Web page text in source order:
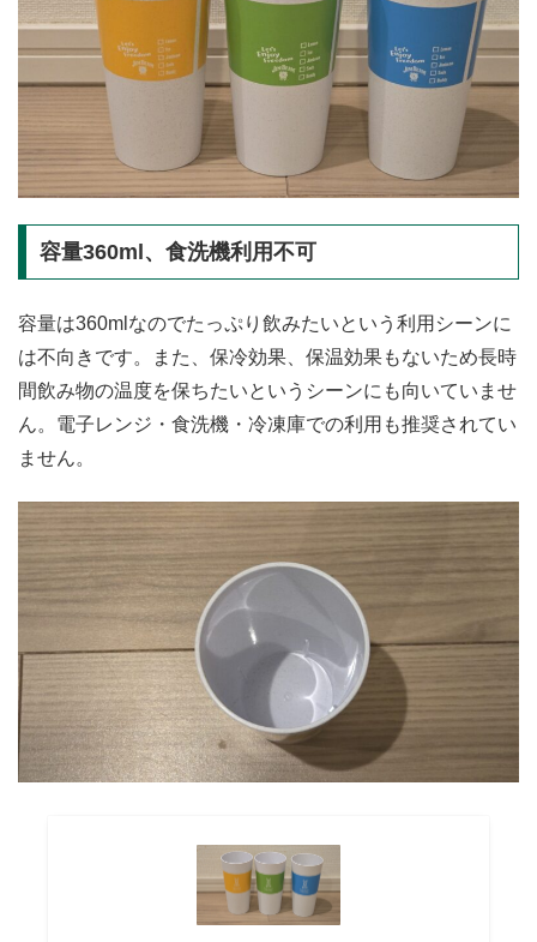
容量360ml、食洗機利用不可
容量は360mlなのでたっぷり飲みたいという利用シーンに
は不向きです。また、保冷効果、保温効果もないため長時
間飲み物の温度を保ちたいというシーンにも向いていませ
ん。電子レンジ・食洗機・冷凍庫での利用も推奨されてい
ません。